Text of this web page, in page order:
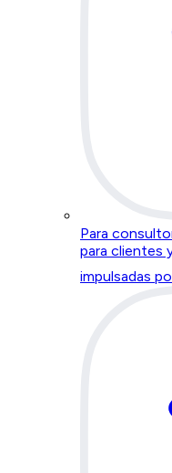
Para
para clientes
impulsadas